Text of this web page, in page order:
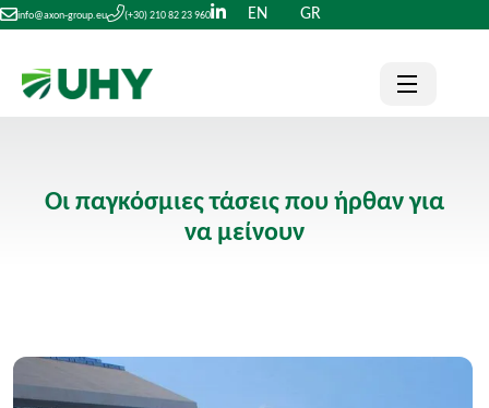
info@axon-group.eu (+30) 210 82 23 960 EN GR
Οι παγκόσμιες τάσεις που ήρθαν για
να μείνουν